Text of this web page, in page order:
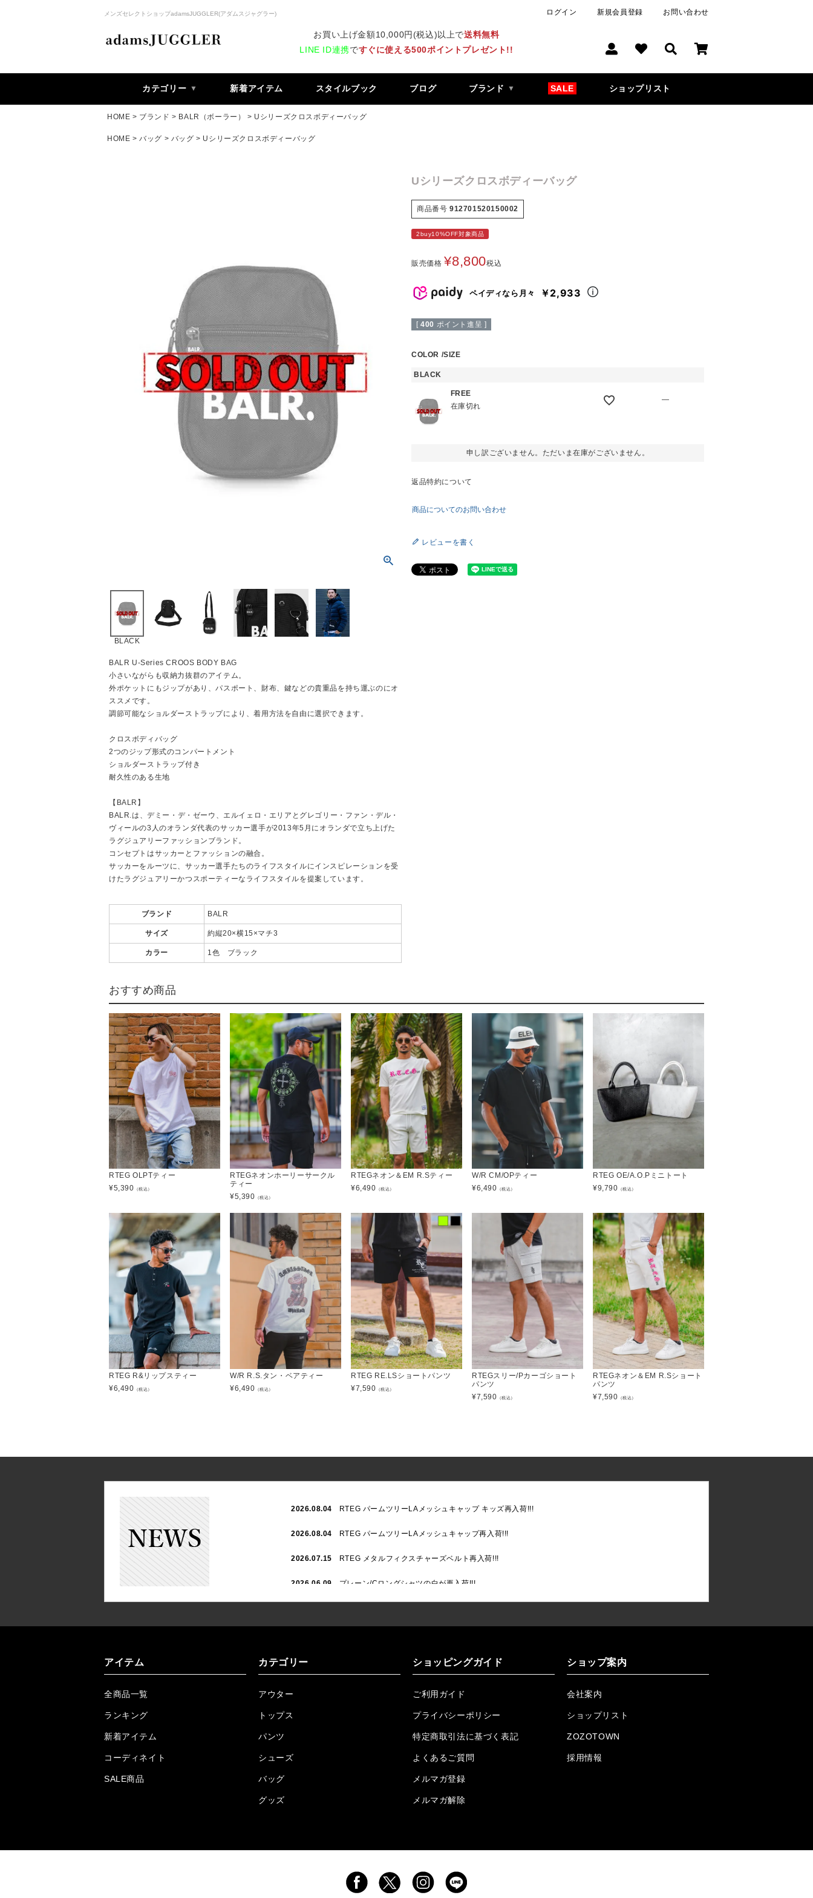
メンズセレクトショップadamsJUGGLER(アダムスジャグラー) ログイン 新規会員登録 お問い合わせ
お買い上げ金額10,000円(税込)以上で送料無料
LINE ID連携ですぐに使える500ポイントプレゼント!!
カテゴリー 新着アイテム スタイルブック ブログ ブランド SALE ショップリスト
HOME ブランド BALR（ボーラー） Uシリーズクロスボディーバッグ
HOME バッグ バッグ Uシリーズクロスボディーバッグ
BLACK
BALR U-Series CROOS BODY BAG
小さいながらも収納力抜群のアイテム。
外ポケットにもジップがあり、パスポート、財布、鍵などの貴重品を持ち運ぶのにオ
ススメです。
調節可能なショルダーストラップにより、着用方法を自由に選択できます。
クロスボディバッグ
2つのジップ形式のコンパートメント
ショルダーストラップ付き
耐久性のある生地
【BALR】
BALR.は、デミー・デ・ゼーウ、エルイェロ・エリアとグレゴリー・ファン・デル・
ヴィールの3人のオランダ代表のサッカー選手が2013年5月にオランダで立ち上げた
ラグジュアリーファッションブランド。
コンセプトはサッカーとファッションの融合。
サッカーをルーツに、サッカー選手たちのライフスタイルにインスピレーションを受
けたラグジュアリーかつスポーティーなライフスタイルを提案しています。
ブランド BALR
サイズ 約縦20×横15×マチ3
カラー 1色 ブラック
Uシリーズクロスボディーバッグ
商品番号 912701520150002
2buy10%OFF対象商品
販売価格 ¥8,800税込
ペイディなら月々 ￥2,933
[ 400 ポイント進呈 ]
COLOR SIZE
BLACK
FREE
在庫切れ
—
申し訳ございません。ただいま在庫がございません。
返品特約について
商品についてのお問い合わせ
レビューを書く
おすすめ商品
RTEG OLPTティー
¥5,390 （税込）
RTEGネオンホーリーサークル
ティー
¥5,390 （税込）
RTEGネオン＆EM R.Sティー
¥6,490 （税込）
W/R CM/OPティー
¥6,490 （税込）
RTEG OE/A.O.Pミニトート
¥9,790 （税込）
RTEG R&リップスティー
¥6,490 （税込）
W/R R.S.タン・ベアティー
¥6,490 （税込）
RTEG RE.LSショートパンツ
¥7,590 （税込）
RTEGスリー/Pカーゴショート
パンツ
¥7,590 （税込）
RTEGネオン＆EM R.Sショート
パンツ
¥7,590 （税込）
2026.08.04 RTEG パームツリーLAメッシュキャップ キッズ再入荷!!!
2026.08.04 RTEG パームツリーLAメッシュキャップ再入荷!!!
2026.07.15 RTEG メタルフィクスチャーズベルト再入荷!!!
2026.06.09 プレーン/Cロングシャツの白が再入荷!!!
2026.05.08 24/フリンジデニムロングパンツ再入荷!!!
ケミカルブラックデニムロングパンツ再入荷!!!
2026.04.03 RTEG R.S&Dデニムロングパンツ再入荷!!!
RTEGO.Eショルダーバッグ入荷!!!
H.P.C デニムロングパンツ再入荷しました!!!
プレーン/Cロングシャツ再入荷致しました‼
アイテム
全商品一覧
ランキング
新着アイテム
コーディネイト
SALE商品
カテゴリー
アウター
トップス
パンツ
シューズ
バッグ
グッズ
ショッピングガイド
ご利用ガイド
プライバシーポリシー
特定商取引法に基づく表記
よくあるご質問
メルマガ登録
メルマガ解除
ショップ案内
会社案内
ショップリスト
ZOZOTOWN
採用情報